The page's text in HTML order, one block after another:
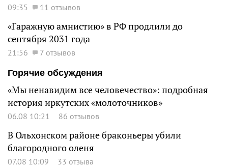
09:35 11 отзывов
«Гаражную амнистию» в РФ продлили до
сентября 2031 года
21:56
7 отзывов
Горячие обсуждения
«Мы ненавидим все человечество»: подробная
история иркутских «молоточников»
06.08 10:21 86 отзывов
В Ольхонском районе браконьеры убили
благородного оленя
07.08 10:09 33 отзыва